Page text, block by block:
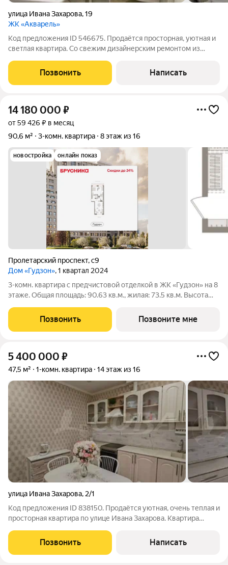
улица Ивана Захарова,19
ЖК «Акварель»
Код предложения ID 546675. Продаётся просторная, уютная и
светлая квартира. Со свежим дизайнерским ремонтом из
кухня, совмещённый санузел, детская, спальня спальная
комната объединённая с
Позвонить Написать
14 180 000 ₽
от 59 426 ₽ в месяц
90,6 м²
3-комн. квартира 8 этаж из 16
новостройка онлайн показ
Пролетарский проспект,с9
Дом «Гудзон», 1 квартал 2024
3-комн. квартира с предчистовой отделкой в ЖК «Гудзон» на 8
этаже. Общая площадь: 90.63 кв.м., жилая: 73.5 кв.м. Высота
спальнями в Гудзоне. Особенности планировки: вид во двор,
второй санузел,
Позвонить Позвоните мне
5 400 000 ₽
47,5 м² 1-комн. квартира 14 этаж из 16
улица Ивана Захарова, 2/1
Код предложения ID 838150. Продаётся уютная, очень теплая и
просторная квартира по улице Ивана Захарова. Квартира
характеристики:- Площадь квартиры составляет 47.5
квадратных метров;- Кухня-гостиная;-
Позвонить Написать